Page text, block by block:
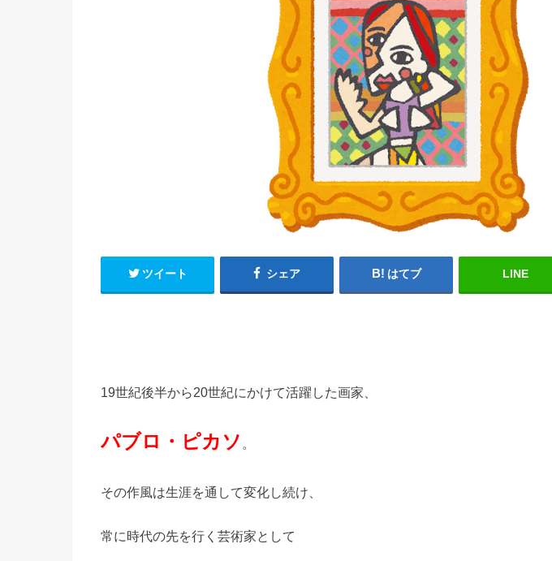
ツイート シェア はてブ LINE
19世紀後半から20世紀にかけて活躍した画家、
パブロ・ピカソ 。
その作風は生涯を通して変化し続け、
常に時代の先を行く芸術家として